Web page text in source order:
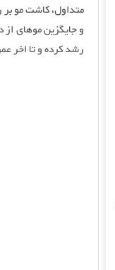
متداول، کاشت مو
و جایگزین موهای
رشد کرده و تا اخر